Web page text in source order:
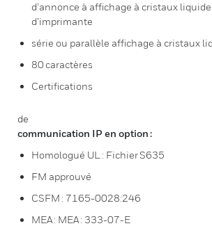
d’annonce à affichage à cristaux
d’imprimante
série ou parallèle affichage à cristaux
80 caractères
Certifications
de
communication IP en option :
Homologué UL : Fichier S635
FM approuvé
CSFM : 7165-0028:246
MEA : MEA : 333-07-E